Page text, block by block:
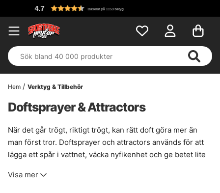
Hem Verktyg & Tillbehör
Doftsprayer & Attractors
När det går trögt, riktigt trögt, kan rätt doft göra mer än
man först tror. Doftsprayer och attractors används för att
lägga ett spår i vattnet, väcka nyfikenhet och ge betet lite
misstänksamma vatten. Det är ingen magi. Bara ett litet
Visa mer